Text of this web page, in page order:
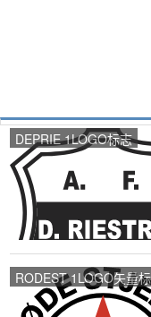
DEPRIE 1LOGO标志
RODEST 1LOGO矢量